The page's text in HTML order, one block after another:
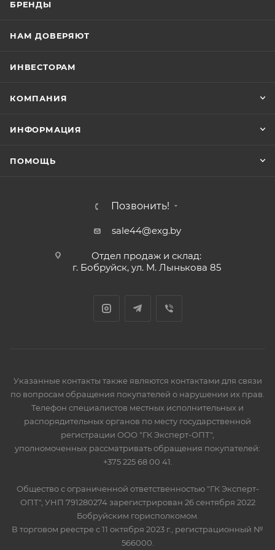
БРЕНДЫ
НАМ ДОВЕРЯЮТ
ИНВЕСТОРАМ
КОМПАНИЯ
ИНФОРМАЦИЯ
ПОМОЩЬ
Позвонить!
sale44@exg.by
Отдел продаж и склад:
г. Бобруйск, ул. М. Лынькова 85
Указанные контакты также являются контактами для связи
по вопросам обращения покупателей о нарушении их прав.
Телефон специалистов местных исполнительных и
распорядительных органов по месту государственной
регистрации ООО "ГК Эксперт-ОПТ",
уполномоченных рассматривать обращения покупателей:
+375 225 68 00 41.
Общество с ограниченной ответственностью "ГК Эксперт-
ОПТ", УНП 791280274 зарегистрирован 26 сентября 2022
Бобруйским горисполкомом.
В торговом реестре с 11 октября 2023 г., регистрационный №
566000.